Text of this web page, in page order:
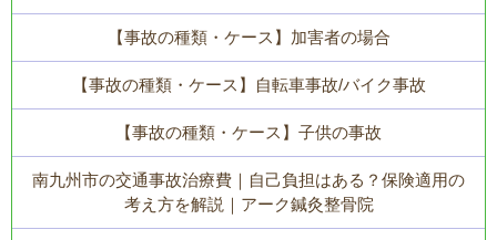
【事故の種類・ケース】加害者の場合
【事故の種類・ケース】自転車事故/バイク事故
【事故の種類・ケース】子供の事故
南九州市の交通事故治療費｜自己負担はある？保険適用の
考え方を解説｜アーク鍼灸整骨院